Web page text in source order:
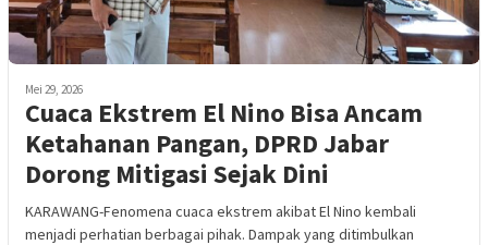
Mei 29, 2026
Cuaca Ekstrem El Nino Bisa Ancam
Ketahanan Pangan, DPRD Jabar
Dorong Mitigasi Sejak Dini
KARAWANG-Fenomena cuaca ekstrem akibat El Nino kembali
menjadi perhatian berbagai pihak. Dampak yang ditimbulkan